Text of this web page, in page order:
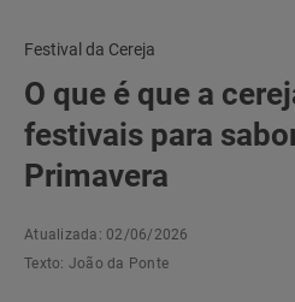
Festival da Cereja
O que é que a
festivais para
Primavera
Atualizada: 02/06/2026
Texto: João da Ponte